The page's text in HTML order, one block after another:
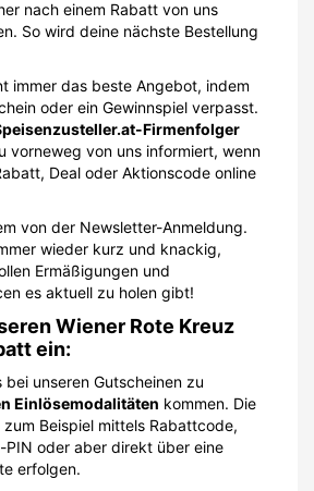
nach einem Rabatt von uns
So wird deine nächste Bestellung
immer das beste Angebot, indem
oder ein Gewinnspiel verpasst.
Firmenfolger
vorneweg von uns informiert, wenn
Deal oder Aktionscode online
von der Newsletter-Anmeldung.
wieder kurz und knackig,
Ermäßigungen und
es aktuell zu holen gibt!
Wiener Rote Kreuz
ein:
bei unseren Gutscheinen zu
Einlösemodalitäten kommen. Die
Beispiel mittels Rabattcode,
PIN oder aber direkt über eine
erfolgen.